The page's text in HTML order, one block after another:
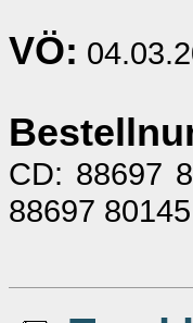
VÖ:
CD: 88697
88697